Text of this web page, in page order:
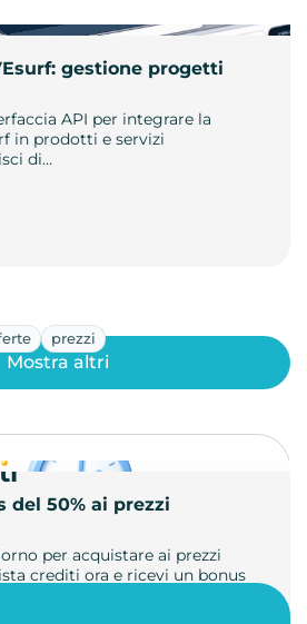
gestione progetti
API per integrare la
in prodotti e servizi
di…
prezzi
del 50% ai prezzi
per acquistare ai prezzi
crediti ora e ricevi un bonus
Mostra altri